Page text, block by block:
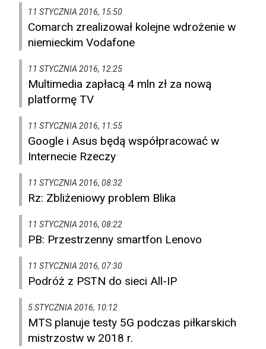
11 STYCZNIA 2016, 15:50
Comarch zrealizował kolejne wdrożenie w
niemieckim Vodafone
11 STYCZNIA 2016, 12:25
Multimedia zapłacą 4 mln zł za nową
platformę TV
11 STYCZNIA 2016, 11:55
Google i Asus będą współpracować w
Internecie Rzeczy
11 STYCZNIA 2016, 08:32
Rz: Zbliżeniowy problem Blika
11 STYCZNIA 2016, 08:22
PB: Przestrzenny smartfon Lenovo
11 STYCZNIA 2016, 07:30
Podróż z PSTN do sieci All-IP
5 STYCZNIA 2016, 10:12
MTS planuje testy 5G podczas piłkarskich
mistrzostw w 2018 r.